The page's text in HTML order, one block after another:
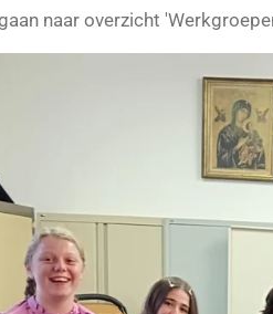
naar overzicht